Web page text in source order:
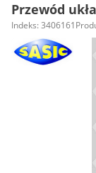
Przewód
Indeks: 3406161